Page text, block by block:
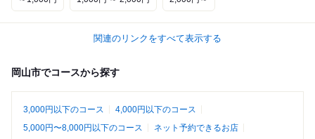
関連のリンクをすべて表示する
岡山市でコースから探す
3,000円以下のコース
4,000円以下のコース
5,000円〜8,000円以下のコース
ネット予約できるお店